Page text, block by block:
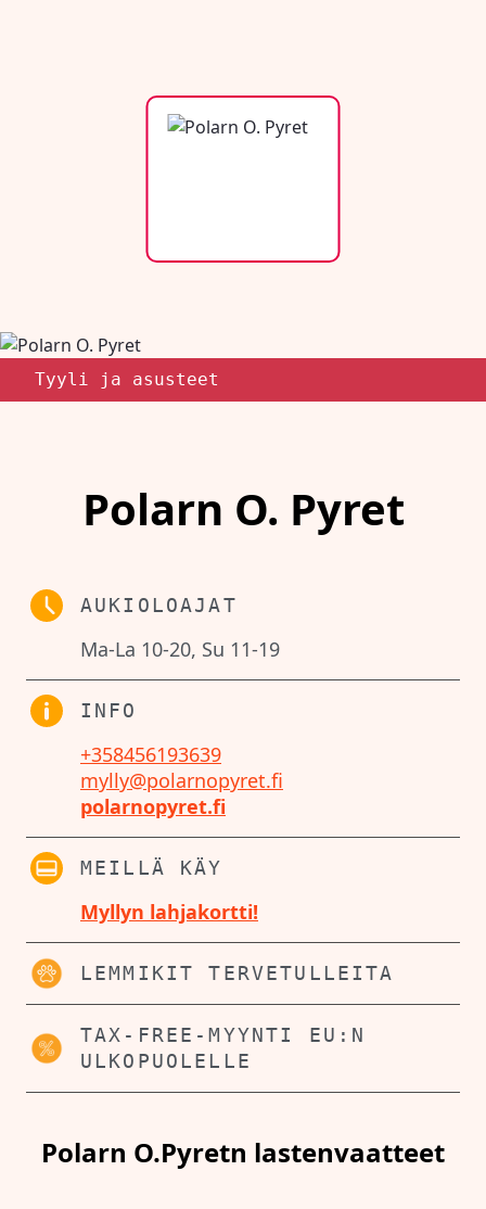
Tyyli ja asusteet
Polarn O. Pyret
AUKIOLOAJAT
Ma-La 10-20, Su 11-19
INFO
+358456193639
mylly@polarnopyret.fi
polarnopyret.fi
MEILLÄ KÄY
Myllyn lahjakortti!
LEMMIKIT TERVETULLEITA
TAX-FREE-MYYNTI EU:N
ULKOPUOLELLE
Polarn O.Pyretn lastenvaatteet